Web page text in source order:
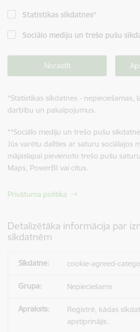
Statistikas sīkdatnes*
Sociālo mediju un trešo pušu
Noraidīt
*Statistikas sīkdatnes - nepieciešamas,
darbību un pakalpojumus.
**Sociālo mediju un trešo pušu
Jūs varētu dalīties ar saturu sociālajos
mājaslapai pievienoto trešo pušu
Maps, PowerBI vai citus.
Privātuma politika
Detalizētāka informācija par
sīkdatnēm
cookie-agreed-
Nepieciešams
Reģistrē, kādas
apstiprinājis.